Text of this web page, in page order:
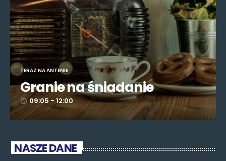
TERAZ NA ANTENIE
Granie na śniadanie
access_time 09:05 - 12:00
NASZE DANE